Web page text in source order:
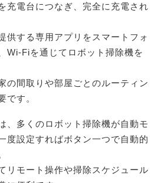
充電台につなぎ、完全に充電され
供する専用アプリをスマートフォ
Wi-Fiを通じてロボット掃除機を
の間取りや部屋ごとのルーティン
です。
、多くのロボット掃除機が自動モ
度設定すればボタン一つで自動的
リモート操作や掃除スケジュール